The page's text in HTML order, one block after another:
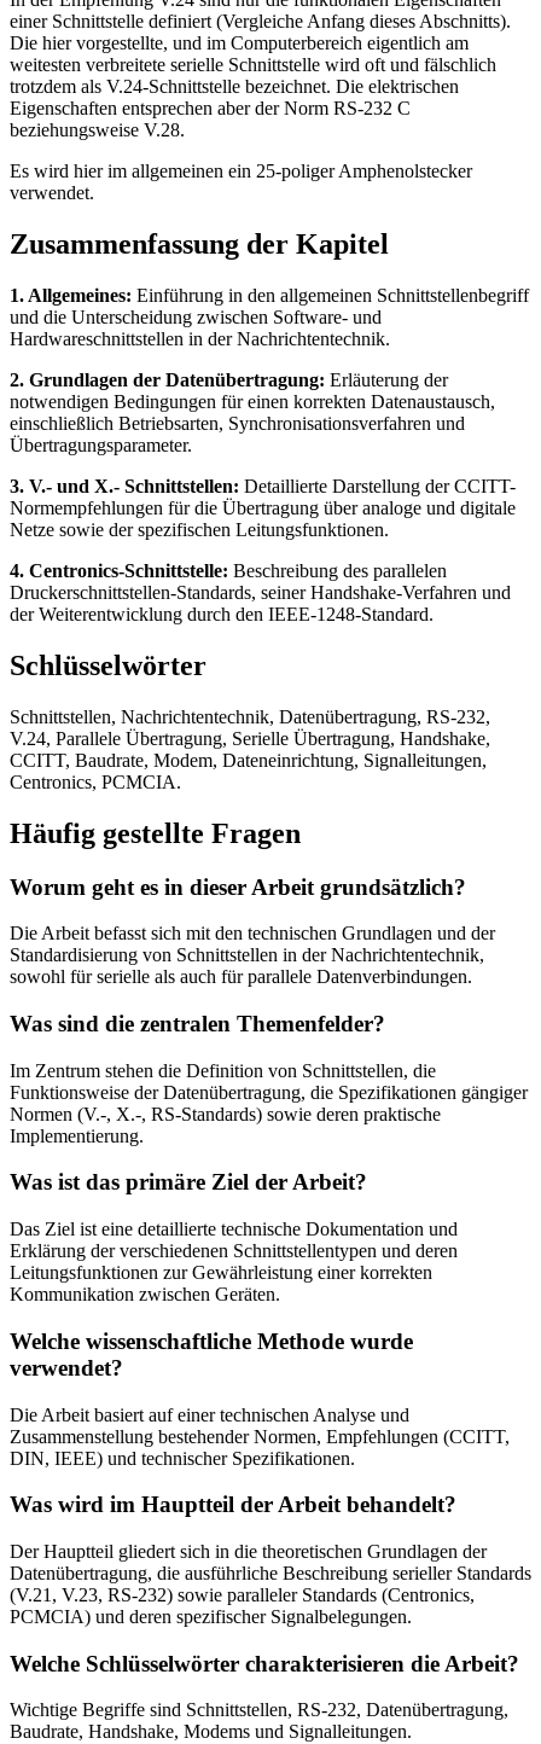
einer Schnittstelle definiert (Vergleiche Anfang dieses Abschnitts).
Die hier vorgestellte, und im Computerbereich eigentlich am
weitesten verbreitete serielle Schnittstelle wird oft und fälschlich
trotzdem als V.24-Schnittstelle bezeichnet. Die elektrischen
Eigenschaften entsprechen aber der Norm RS-232 C
beziehungsweise V.28.
Es wird hier im allgemeinen ein 25-poliger Amphenolstecker
verwendet.
Zusammenfassung der Kapitel
1. Allgemeines: Einführung in den allgemeinen Schnittstellenbegriff
und die Unterscheidung zwischen Software- und
Hardwareschnittstellen in der Nachrichtentechnik.
2. Grundlagen der Datenübertragung: Erläuterung der
notwendigen Bedingungen für einen korrekten Datenaustausch,
einschließlich Betriebsarten, Synchronisationsverfahren und
Übertragungsparameter.
3. V.- und X.- Schnittstellen: Detaillierte Darstellung der CCITT-
Normempfehlungen für die Übertragung über analoge und digitale
Netze sowie der spezifischen Leitungsfunktionen.
4. Centronics-Schnittstelle: Beschreibung des parallelen
Druckerschnittstellen-Standards, seiner Handshake-Verfahren und
der Weiterentwicklung durch den IEEE-1248-Standard.
Schlüsselwörter
Schnittstellen, Nachrichtentechnik, Datenübertragung, RS-232,
V.24, Parallele Übertragung, Serielle Übertragung, Handshake,
CCITT, Baudrate, Modem, Dateneinrichtung, Signalleitungen,
Centronics, PCMCIA.
Häufig gestellte Fragen
Worum geht es in dieser Arbeit grundsätzlich?
Die Arbeit befasst sich mit den technischen Grundlagen und der
Standardisierung von Schnittstellen in der Nachrichtentechnik,
sowohl für serielle als auch für parallele Datenverbindungen.
Was sind die zentralen Themenfelder?
Im Zentrum stehen die Definition von Schnittstellen, die
Funktionsweise der Datenübertragung, die Spezifikationen gängiger
Normen (V.-, X.-, RS-Standards) sowie deren praktische
Implementierung.
Was ist das primäre Ziel der Arbeit?
Das Ziel ist eine detaillierte technische Dokumentation und
Erklärung der verschiedenen Schnittstellentypen und deren
Leitungsfunktionen zur Gewährleistung einer korrekten
Kommunikation zwischen Geräten.
Welche wissenschaftliche Methode wurde
verwendet?
Die Arbeit basiert auf einer technischen Analyse und
Zusammenstellung bestehender Normen, Empfehlungen (CCITT,
DIN, IEEE) und technischer Spezifikationen.
Was wird im Hauptteil der Arbeit behandelt?
Der Hauptteil gliedert sich in die theoretischen Grundlagen der
Datenübertragung, die ausführliche Beschreibung serieller Standards
(V.21, V.23, RS-232) sowie paralleler Standards (Centronics,
PCMCIA) und deren spezifischer Signalbelegungen.
Welche Schlüsselwörter charakterisieren die Arbeit?
Wichtige Begriffe sind Schnittstellen, RS-232, Datenübertragung,
Baudrate, Handshake, Modems und Signalleitungen.